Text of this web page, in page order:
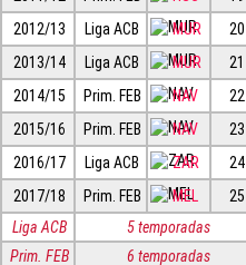
2012/13
Liga ACB MUR 20
2013/14
Liga ACB MUR 21
2014/15
Prim. FEB NAV 22
2015/16
Prim. FEB NAV 23
2016/17
Liga ACB ZAR 24
2017/18
Prim. FEB MEL 25
Liga ACB
5 temporadas
Prim. FEB
6 temporadas